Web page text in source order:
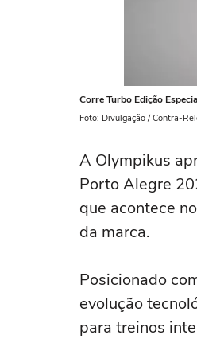
Corre Turbo Edição
Foto: Divulgação / Contra-
A Olympikus
Porto Alegre
que acontece
da marca.
Posicionado
evolução
para treinos